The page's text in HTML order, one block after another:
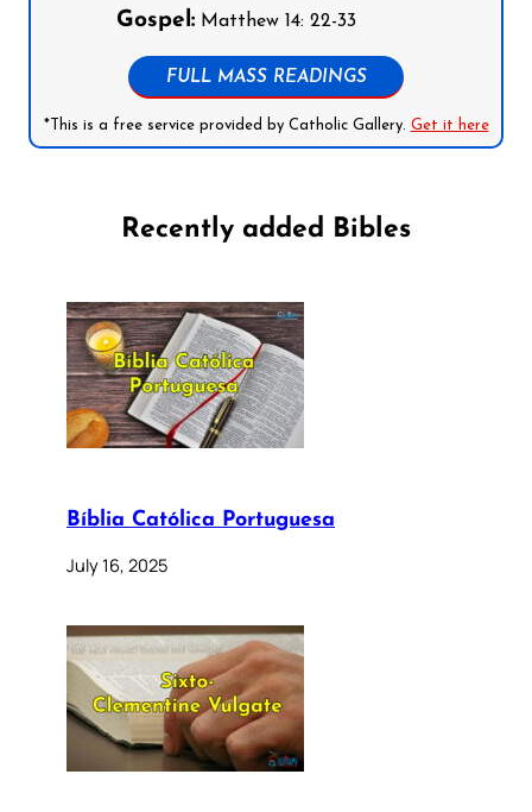
Gospel: Matthew 14: 22-33
FULL MASS READINGS
*This is a free service provided by Catholic Gallery. Get it here
Recently added Bibles
Bíblia Católica Portuguesa
July 16, 2025